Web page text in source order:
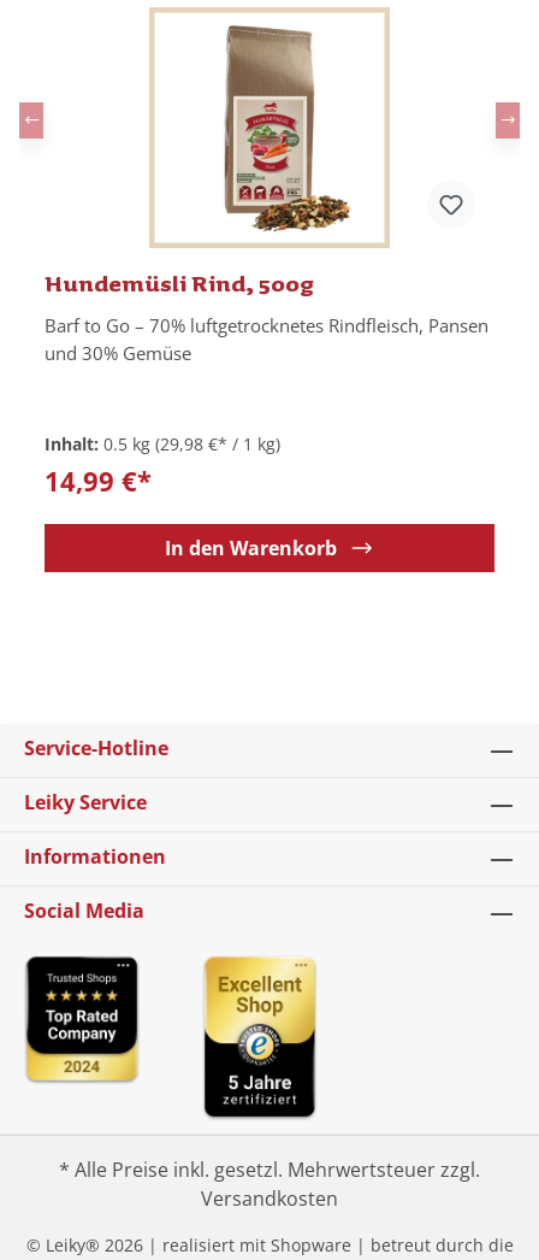
Hundemüsli Rind, 500g
Barf to Go – 70% luftgetrocknetes Rindfleisch, Pansen
und 30% Gemüse
Inhalt: 0.5 kg (29,98 €* / 1 kg)
14,99 €*
In den Warenkorb
Service-Hotline
Leiky Service
Informationen
Social Media
* Alle Preise inkl. gesetzl. Mehrwertsteuer zzgl.
Versandkosten
© Leiky® 2026 | realisiert mit Shopware | betreut durch die